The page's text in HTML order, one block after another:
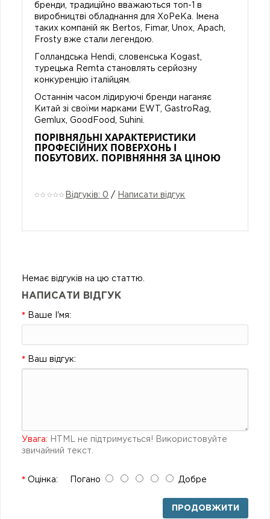
бренди, традиційно вважаються топ-1 в
виробництві обладнання для ХоРеКа. Імена
таких компаній як Bertos, Fimar, Unox, Apach,
Frosty вже стали легендою.
Голландська Hendi, словенська Kogast,
турецька Remta становлять серйозну
конкуренцію італійцям.
Останнім часом лідируючі бренди наганяє
Китай зі своїми марками EWT, GastroRag,
Gemlux, GoodFood, Suhini.
ПОРІВНЯЛЬНІ ХАРАКТЕРИСТИКИ
ПРОФЕСІЙНИХ ПОВЕРХОНЬ І
ПОБУТОВИХ. ПОРІВНЯННЯ ЗА ЦІНОЮ
Відгуків: 0 / Написати відгук
Немає відгуків на цю статтю.
НАПИСАТИ ВІДГУК
Ваше І'мя:
Ваш відгук:
Увага: HTML не підтримується! Використовуйте
звичайний текст.
Оцінка: Погано Добре
ПРОДОВЖИТИ